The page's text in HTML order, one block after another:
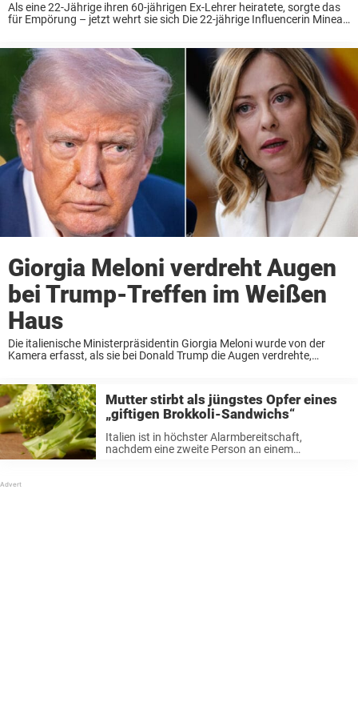
Als eine 22-Jährige ihren 60-jährigen Ex-Lehrer heiratete, sorgte das
für Empörung – jetzt wehrt sie sich Die 22-jährige Influencerin Minea
Giorgia Meloni verdreht Augen
bei Trump-Treffen im Weißen
Haus
Die italienische Ministerpräsidentin Giorgia Meloni wurde von der
Kamera erfasst, als sie bei Donald Trump die Augen verdrehte,
Deutschland und dem Vereinigten ...Mutter stirbt als jüngstes Opfer eines
„giftigen Brokkoli-Sandwichs“
Italien ist in höchster Alarmbereitschaft,
nachdem eine zweite Person an einem